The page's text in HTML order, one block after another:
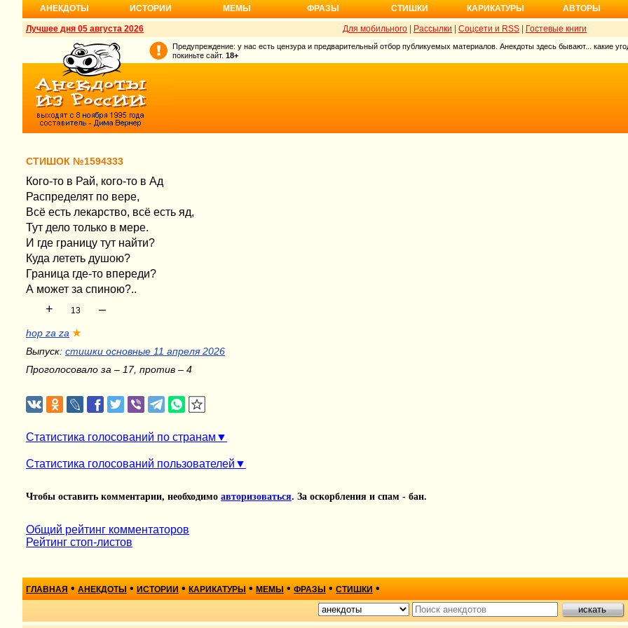
АНЕКДОТЫ ИСТОРИИ МЕМЫ ФРАЗЫ СТИШКИ КАРИКАТУРЫ АВТОРЫ
Лучшее дня 05 августа 2026 Для мобильного Рассылки Соцсети и RSS Гостевые книги
Предупреждение: у нас есть цензура и предварительный отбор публикуемых материалов. Анекдоты здесь бывают... какие
покиньте сайт. 18+
СТИШОК №1594333
Кого-то в Рай, кого-то в Ад
Распределят по вере,
Всё есть лекарство, всё есть яд,
Тут дело только в мере.
И где границу тут найти?
Куда лететь душою?
Граница где-то впереди?
А может за спиною?..
+ 13 –
hop za za ★
Выпуск: стишки основные 11 апреля 2026
Проголосовало за – 17, против – 4
Статистика голосований по странам
Статистика голосований пользователей
Чтобы оставить комментарии, необходимо авторизоваться. За оскорбления и спам - бан.
Общий рейтинг комментаторов
Рейтинг стоп-листов
ГЛАВНАЯ • АНЕКДОТЫ • ИСТОРИИ • КАРИКАТУРЫ • МЕМЫ • ФРАЗЫ • СТИШКИ •